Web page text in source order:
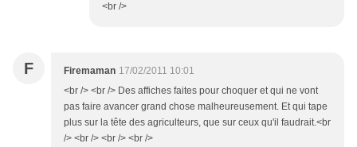
<br />
F Firemaman 17/02/2011 10:01
<br /> <br /> Des affiches faites pour choquer et qui ne vont
pas faire avancer grand chose malheureusement. Et qui tape
plus sur la tête des agriculteurs, que sur ceux qu'il faudrait.<br
/> <br /> <br /> <br />